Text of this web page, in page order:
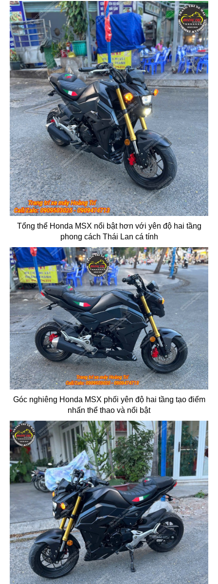
Tổng thể Honda MSX nổi bật hơn với yên độ hai tầng
phong cách Thái Lan cá tính
Góc nghiêng Honda MSX phối yên độ hai tầng tạo điểm
nhấn thể thao và nổi bật